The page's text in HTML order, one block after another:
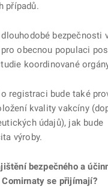
případů.
bezpečnosti
obecnou populaci
koordinované
registraci bude také
kvality vakcíny
údajů), jak bude
výroby.
bezpečného a
se přijímají?